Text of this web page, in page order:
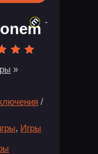
»
/
, Игры
-